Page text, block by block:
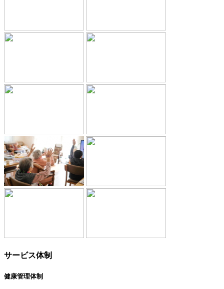
サービス体制
健康管理体制